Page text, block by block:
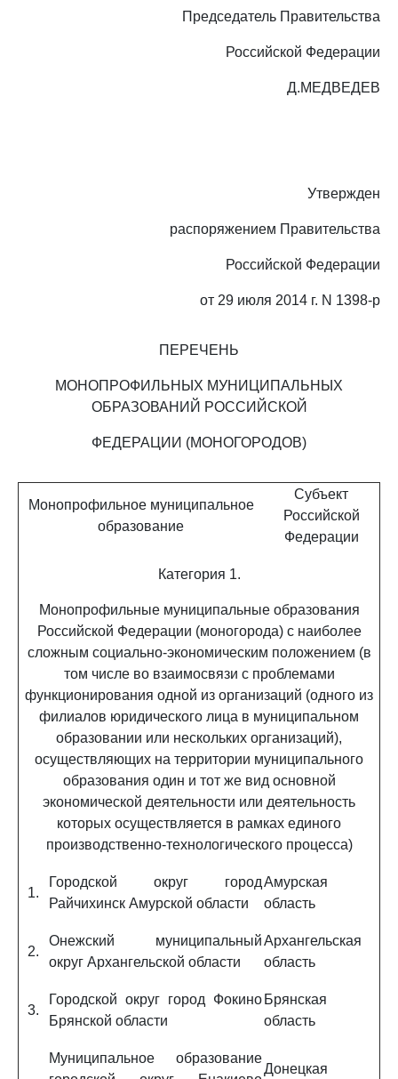
Председатель Правительства
Российской Федерации
Д.МЕДВЕДЕВ
Утвержден
распоряжением Правительства
Российской Федерации
от 29 июля 2014 г. N 1398-р
ПЕРЕЧЕНЬ
МОНОПРОФИЛЬНЫХ МУНИЦИПАЛЬНЫХ
ОБРАЗОВАНИЙ РОССИЙСКОЙ
ФЕДЕРАЦИИ (МОНОГОРОДОВ)
Монопрофильное муниципальное
образование
Субъект
Российской
Федерации
Категория 1.
Монопрофильные муниципальные образования
Российской Федерации (моногорода) с наиболее
сложным социально-экономическим положением (в
том числе во взаимосвязи с проблемами
функционирования одной из организаций (одного из
филиалов юридического лица в муниципальном
образовании или нескольких организаций),
осуществляющих на территории муниципального
образования один и тот же вид основной
экономической деятельности или деятельность
которых осуществляется в рамках единого
производственно-технологического процесса)
1.
Городской округ город
Райчихинск Амурской области
Амурская
область
2.
Онежский муниципальный
округ Архангельской области
Архангельская
область
3.
Городской округ город Фокино
Брянской области
Брянская
область
Муниципальное образование
Донецкая